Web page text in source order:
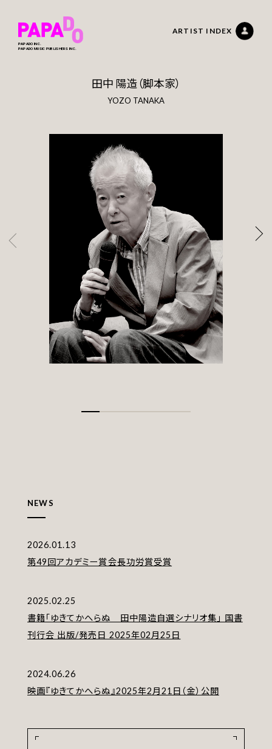
PAPADO INC.
PAPADO MUSIC PUBLISHERS INC.
ARTIST INDEX
田中 陽造（脚本家）
YOZO TANAKA
NEWS
2026.01.13
第49回アカデミー賞会長功労賞受賞
2025.02.25
書籍｢ゆきてかへらぬ 田中陽造自選シナリオ集｣ 国書
刊行会 出版/発売日 2025年02月25日
2024.06.26
映画『ゆきてかへらぬ』2025年2月21日（金）公開